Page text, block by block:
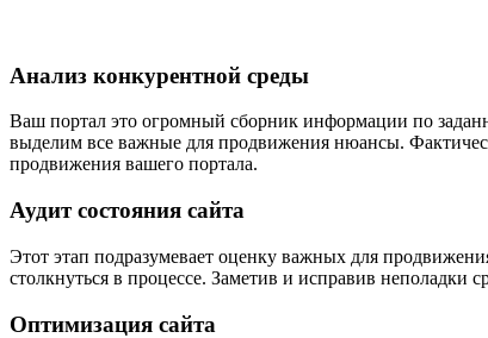
Анализ конкурентной среды
Ваш портал это огромный сборник информации по
выделим все важные для продвижения нюансы.
продвижения вашего портала.
Аудит состояния сайта
Этот этап подразумевает оценку важных для
столкнуться в процессе. Заметив и исправив неполадки
Оптимизация сайта